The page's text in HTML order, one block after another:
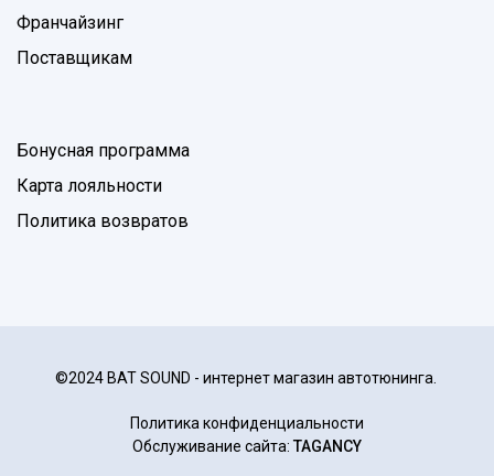
Франчайзинг
Поставщикам
Бонусная программа
Карта лояльности
Политика возвратов
©2024 BAT SOUND - интернет магазин автотюнинга.
Политика конфиденциальности
Обслуживание сайта: TAGANCY